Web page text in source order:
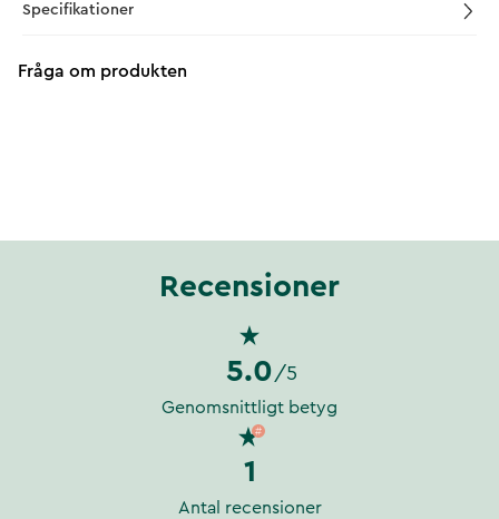
Specifikationer
Fråga om produkten
Recensioner
5.0 /5
Genomsnittligt betyg
1
Antal recensioner